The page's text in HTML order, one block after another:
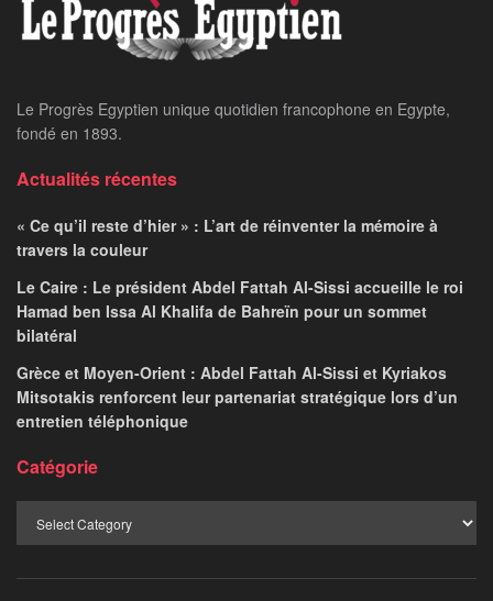
Le Progrès Egyptien unique quotidien francophone en Egypte,
fondé en 1893.
Actualités récentes
« Ce qu’il reste d’hier » : L’art de réinventer la mémoire à
travers la couleur
Le Caire : Le président Abdel Fattah Al-Sissi accueille le roi
Hamad ben Issa Al Khalifa de Bahreïn pour un sommet
bilatéral
Grèce et Moyen-Orient : Abdel Fattah Al-Sissi et Kyriakos
Mitsotakis renforcent leur partenariat stratégique lors d’un
entretien téléphonique
Catégorie